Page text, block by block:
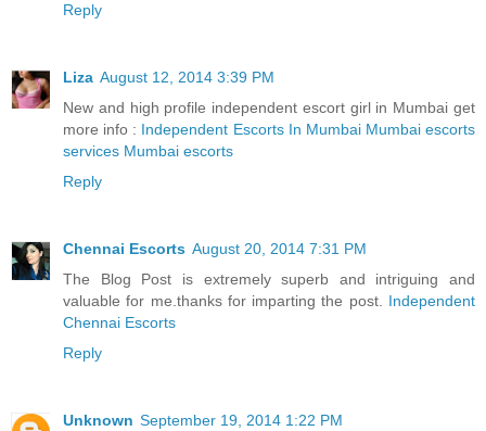
Reply
Liza August 12, 2014 3:39 PM
New and high profile independent escort girl in Mumbai get
more info : Independent Escorts In Mumbai Mumbai escorts
services Mumbai escorts
Reply
Chennai Escorts August 20, 2014 7:31 PM
The Blog Post is extremely superb and intriguing and
valuable for me.thanks for imparting the post. Independent
Chennai Escorts
Reply
Unknown September 19, 2014 1:22 PM